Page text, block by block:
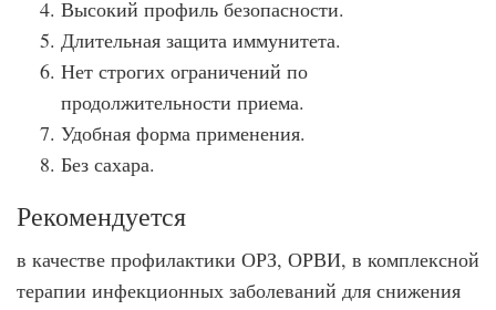
Высокий профиль безопасности.
Длительная защита иммунитета.
Нет строгих ограничений по
продолжительности приема.
Удобная форма применения.
Без сахара.
Рекомендуется
в качестве профилактики ОРЗ, ОРВИ, в комплексной
терапии инфекционных заболеваний для снижения